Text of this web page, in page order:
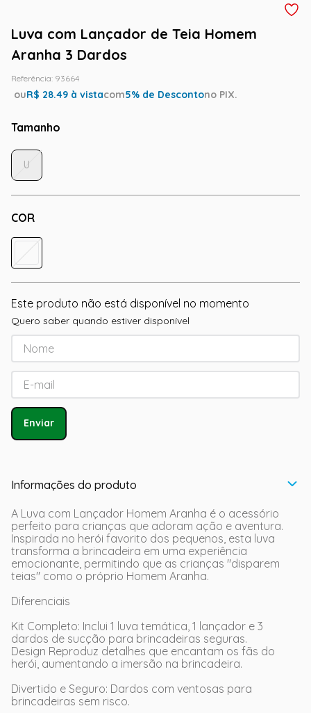
Luva com Lançador de Teia Homem
Aranha 3 Dardos
Referência: 93664
ouR$ 28.49 à vistacom5% de Descontono PIX.
Tamanho
COR
U
Este produto não está disponível no momento
Quero saber quando estiver disponível
Enviar
Informações do produto
A Luva com Lançador Homem Aranha é o acessório
perfeito para crianças que adoram ação e aventura.
Inspirada no herói favorito dos pequenos, esta luva
transforma a brincadeira em uma experiência
emocionante, permitindo que as crianças "disparem
teias" como o próprio Homem Aranha.
Diferenciais
Kit Completo: Inclui 1 luva temática, 1 lançador e 3
dardos de sucção para brincadeiras seguras.
Design Reproduz detalhes que encantam os fãs do
herói, aumentando a imersão na brincadeira.
Divertido e Seguro: Dardos com ventosas para
brincadeiras sem risco.